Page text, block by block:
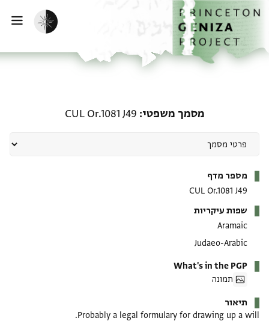
לתוכןהבית
הפעלת מצב כהה
מסמך משפטי CUL Or.1081 J49
מספר מדף
CUL Or.1081 J49
שפות עיקריות
Aramaic
Judaeo-Arabic
What's in the PGP
תמונה
תיאור
Probably a legal formulary for drawing up a will.